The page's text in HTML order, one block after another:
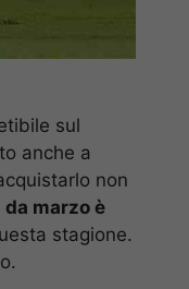
sul
anche a
non
da marzo è
stagione.